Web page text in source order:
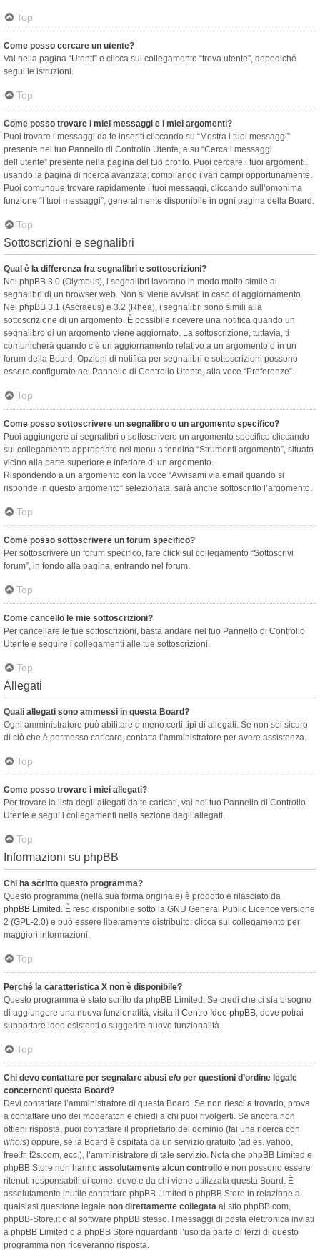
Top
Come posso cercare un utente?
Vai nella pagina “Utenti” e clicca sul collegamento “trova utente”, dopodiché
segui le istruzioni.
Top
Come posso trovare i miei messaggi e i miei argomenti?
Puoi trovare i messaggi da te inseriti cliccando su “Mostra i tuoi messaggi”
presente nel tuo Pannello di Controllo Utente, e su “Cerca i messaggi
dell’utente” presente nella pagina del tuo profilo. Puoi cercare i tuoi argomenti,
usando la pagina di ricerca avanzata, compilando i vari campi opportunamente.
Puoi comunque trovare rapidamente i tuoi messaggi, cliccando sull’omonima
funzione “I tuoi messaggi”, generalmente disponibile in ogni pagina della Board.
Top
Sottoscrizioni e segnalibri
Qual è la differenza fra segnalibri e sottoscrizioni?
Nel phpBB 3.0 (Olympus), i segnalibri lavorano in modo molto simile ai
segnalibri di un browser web. Non si viene avvisati in caso di aggiornamento.
Nel phpBB 3.1 (Ascraeus) e 3.2 (Rhea), i segnalibri sono simili alla
sottoscrizione di un argomento. È possibile ricevere una notifica quando un
segnalibro di un argomento viene aggiornato. La sottoscrizione, tuttavia, ti
comunicherà quando c’è un aggiornamento relativo a un argomento o in un
forum della Board. Opzioni di notifica per segnalibri e sottoscrizioni possono
essere configurate nel Pannello di Controllo Utente, alla voce “Preferenze”.
Top
Come posso sottoscrivere un segnalibro o un argomento specifico?
Puoi aggiungere ai segnalibri o sottoscrivere un argomento specifico cliccando
sul collegamento appropriato nel menu a tendina “Strumenti argomento”, situato
vicino alla parte superiore e inferiore di un argomento.
Rispondendo a un argomento con la voce “Avvisami via email quando si
risponde in questo argomento” selezionata, sarà anche sottoscritto l’argomento.
Top
Come posso sottoscrivere un forum specifico?
Per sottoscrivere un forum specifico, fare click sul collegamento “Sottoscrivi
forum”, in fondo alla pagina, entrando nel forum.
Top
Come cancello le mie sottoscrizioni?
Per cancellare le tue sottoscrizioni, basta andare nel tuo Pannello di Controllo
Utente e seguire i collegamenti alle tue sottoscrizioni.
Top
Allegati
Quali allegati sono ammessi in questa Board?
Ogni amministratore può abilitare o meno certi tipi di allegati. Se non sei sicuro
di ciò che è permesso caricare, contatta l’amministratore per avere assistenza.
Top
Come posso trovare i miei allegati?
Per trovare la lista degli allegati da te caricati, vai nel tuo Pannello di Controllo
Utente e segui i collegamenti nella sezione degli allegati.
Top
Informazioni su phpBB
Chi ha scritto questo programma?
Questo programma (nella sua forma originale) è prodotto e rilasciato da
phpBB Limited . È reso disponibile sotto la GNU General Public Licence versione
2 (GPL-2.0) e può essere liberamente distribuito; clicca sul collegamento per
maggiori informazioni.
Top
Perché la caratteristica X non è disponibile?
Questo programma è stato scritto da phpBB Limited. Se credi che ci sia bisogno
di aggiungere una nuova funzionalità, visita il Centro Idee phpBB, dove potrai
supportare idee esistenti o suggerire nuove funzionalità.
Top
Chi devo contattare per segnalare abusi e/o per questioni d’ordine legale
concernenti questa Board?
Devi contattare l’amministratore di questa Board. Se non riesci a trovarlo, prova
a contattare uno dei moderatori e chiedi a chi puoi rivolgerti. Se ancora non
ottieni risposta, puoi contattare il proprietario del dominio (fai una ricerca con
whois) oppure, se la Board è ospitata da un servizio gratuito (ad es. yahoo,
free.fr, f2s.com, ecc.), l’amministratore di tale servizio. Nota che phpBB Limited e
phpBB Store non hanno assolutamente alcun controllo e non possono essere
ritenuti responsabili di come, dove e da chi viene utilizzata questa Board. È
assolutamente inutile contattare phpBB Limited o phpBB Store in relazione a
qualsiasi questione legale non direttamente collegata al sito phpBB.com,
phpBB-Store.it o al software phpBB stesso. I messaggi di posta elettronica inviati
a phpBB Limited o a phpBB Store riguardanti l’uso da parte di terzi di questo
programma non riceveranno risposta.